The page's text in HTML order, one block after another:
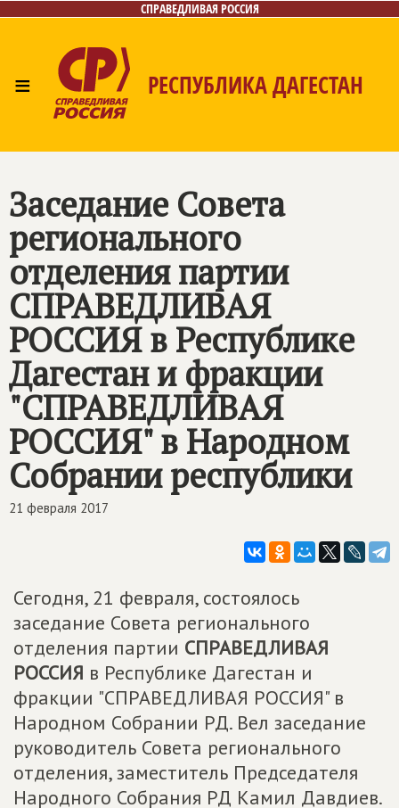
СПРАВЕДЛИВАЯ РОССИЯ
≡ РЕСПУБЛИКА ДАГЕСТАН
Контакты
Заседание Совета
регионального
отделения партии
СПРАВЕДЛИВАЯ
РОССИЯв Республике
Дагестан и фракции
"СПРАВЕДЛИВАЯ
РОССИЯ" в Народном
Собрании республики
21 февраля 2017
Сегодня, 21 февраля, состоялось
заседание Совета регионального
отделения партии СПРАВЕДЛИВАЯ
РОССИЯ в Республике Дагестан и
фракции "СПРАВЕДЛИВАЯ РОССИЯ" в
Народном Собрании РД. Вел заседание
руководитель Совета регионального
отделения, заместитель Председателя
Народного Собрания РД Камил Давдиев.